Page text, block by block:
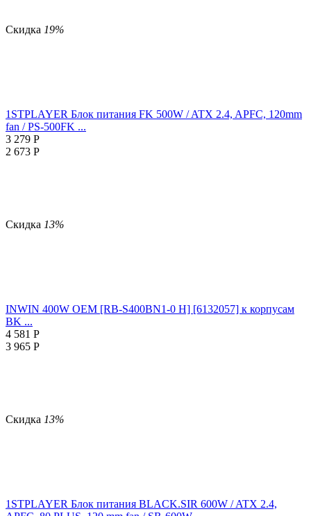
Скидка 19%
1STPLAYER Блок питания FK 500W / ATX 2.4, APFC, 120mm
fan / PS-500FK ...
3 279 Р
2 673 Р
Скидка 13%
INWIN 400W OEM [RB-S400BN1-0 H] [6132057] к корпусам
BK ...
4 581 Р
3 965 Р
Скидка 13%
1STPLAYER Блок питания BLACK.SIR 600W / ATX 2.4,